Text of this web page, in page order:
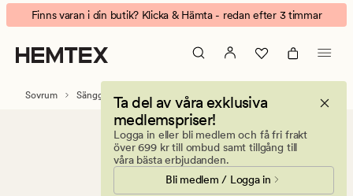
Plus
sänggavel
natur
Animerad
banner.
Klicka
på
Finns varan i din butik? Klicka & Hämta - redan efter 3 timmar
Ta del av våra exklusiva
medlemspriser!
Logga in eller bli medlem och få fri frakt
över 699 kr till ombud samt tillgång till
våra bästa erbjudanden.
Bli medlem / Logga in
Sovrum Sänggavlar & sängbänkar